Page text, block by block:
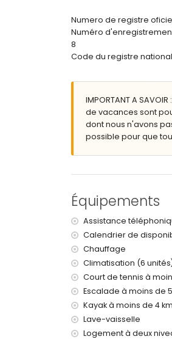
Extérieur de la villa
piscine privée
3 terrasses, dont 1
barbecue
espace de vie
2 places de parking
terrasse sur le toit
Informations
plage la plus proche
port le plus proche :
aéroport le plus
deuxième aéroport le
animaux non admis
Le logement est très
Équipements et
internet (WiFi)
aspirateur et fer à
linge de lit et
Numero de registre
Numéro d'enregistrement
8
Code du registre
IMPORTANT A
de vacances sont
dont nous n'avons
possible pour que
Équipements
Assistance
Calendrier de
Chauffage
Climatisation (6
Court de tennis à
Escalade à moins de
Kayak à moins de 4
Lave-vaisselle
Logement à deux